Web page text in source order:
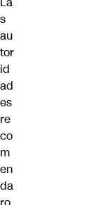
s
au
tor
id
ad
es
re
co
m
en
da